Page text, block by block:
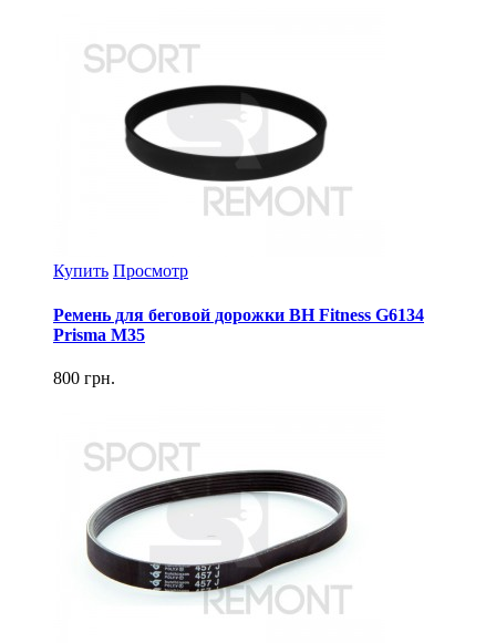
Купить Просмотр
Ремень для беговой дорожки BH Fitness G6134
Prisma M35
800 грн.